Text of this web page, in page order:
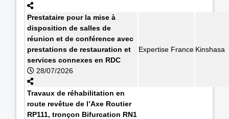
Prestataire pour la mise à
disposition de salles de
réunion et de conférence avec
prestations de restauration et
services connexes en RDC
28/07/2026
Expertise France Kinshasa
Travaux de réhabilitation en
route revêtue de l’Axe Routier
RP111, tronçon Bifurcation RN1